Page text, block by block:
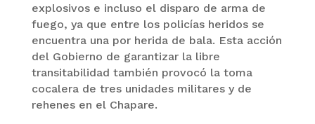
explosivos e incluso el disparo de arma de
fuego, ya que entre los policías heridos se
encuentra una por herida de bala. Esta acción
del Gobierno de garantizar la libre
transitabilidad también provocó la toma
cocalera de tres unidades militares y de
rehenes en el Chapare.